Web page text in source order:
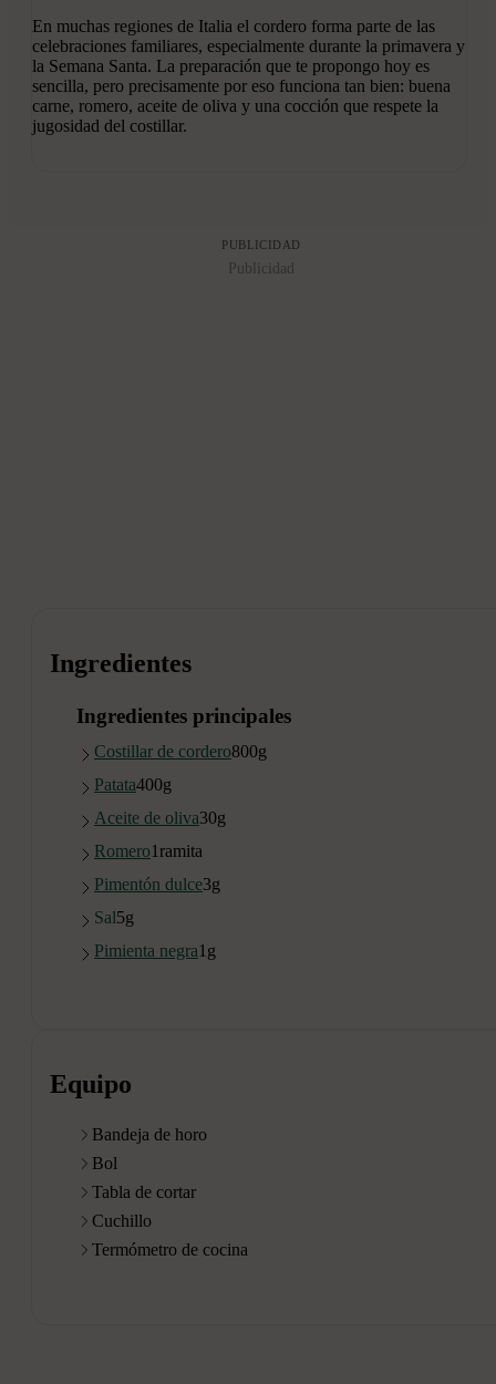
En muchas regiones de Italia el cordero forma parte de las
celebraciones familiares, especialmente durante la primavera y
la Semana Santa. La preparación que te propongo hoy es
sencilla, pero precisamente por eso funciona tan bien: buena
carne, romero, aceite de oliva y una cocción que respete la
jugosidad del costillar.
PUBLICIDAD
Publicidad
Ingredientes
Ingredientes principales
Costillar de cordero800g
Patata400g
Aceite de oliva30g
Romero1 ramita
Pimentón dulce3g
Sal5g
Pimienta negra1 g
Equipo
Bandeja de horo
Bol
Tabla de cortar
Cuchillo
Termómetro de cocina